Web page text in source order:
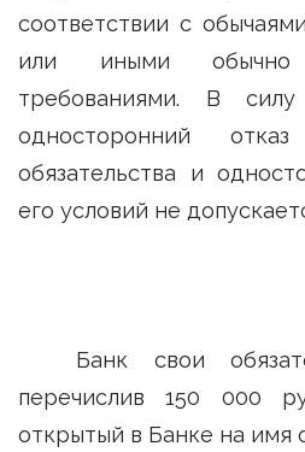
соответствии с
или иными обычно
требованиями. В
односторонний
обязательства и
его условий не
Банк свои
перечислив 150 000
открытый в Банке на имя